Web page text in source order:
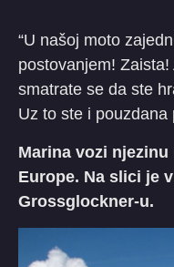
“U našoj moto
postovanjem!
smatrate se da ste
Uz to ste i pouzdana
Marina vozi njezinu
Europe. Na slici je
Grossglockner-u.